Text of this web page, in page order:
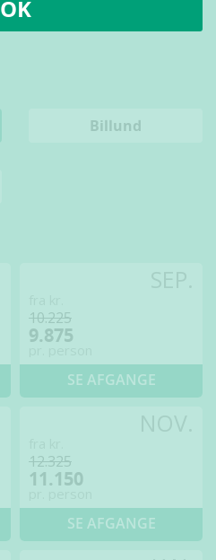
OK
Billund
10.225
9.875
SE AFGANGE
12.325
11.150
SE AFGANGE